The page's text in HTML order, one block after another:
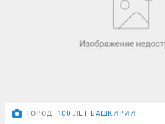
ГОРОД 100 ЛЕТ БАШКИРИИ